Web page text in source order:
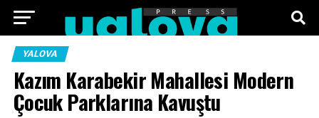
ANA SAYFA
TEKNOLOJI EKONOMI SPOR SIYASET
YALOVA
Kazım Karabekir Mahallesi Modern
Çocuk Parklarına Kavuştu